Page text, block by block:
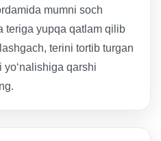
mumni soch
teriga yupqa qatlam qilib
terini tortib turgan
yo‘nalishiga qarshi